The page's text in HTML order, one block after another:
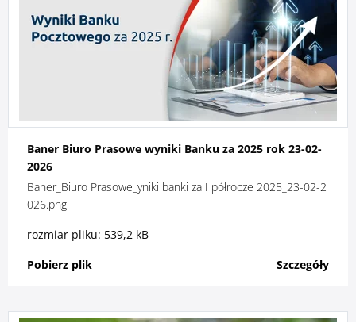
Baner Biuro Prasowe wyniki Banku za 2025 rok 23-02-
2026
Baner_Biuro Prasowe_yniki banki za I półrocze 2025_23-02-2
026.png
rozmiar pliku: 539,2 kB
Pobierz plik
Szczegóły